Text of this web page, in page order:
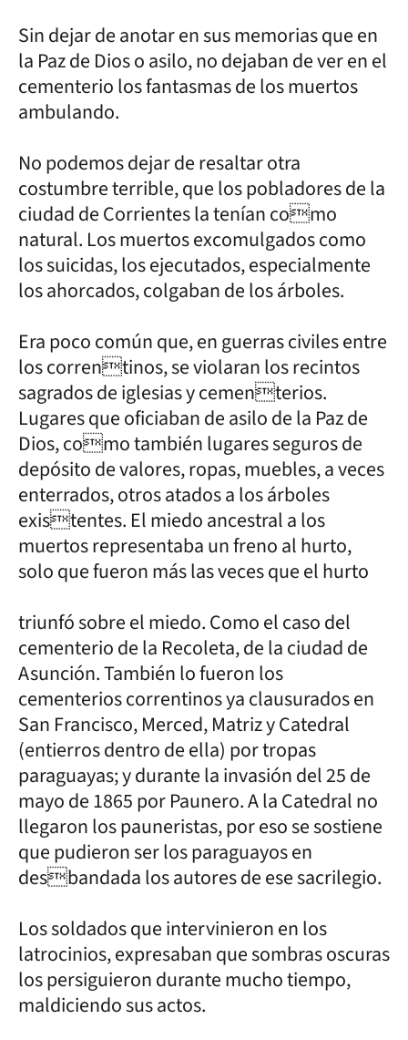
Sin dejar de anotar en sus memorias que en
la Paz de Dios o asilo, no dejaban de ver en el
cementerio los fantasmas de los muertos
ambulando.
No podemos dejar de resaltar otra
costumbre terrible, que los pobladores de la
ciudad de Corrientes la tenían como
natural. Los muertos excomulgados como
los suicidas, los ejecutados, especialmente
los ahorcados, colgaban de los árboles.
Era poco común que, en guerras civiles entre
los correntinos, se violaran los recintos
sagrados de iglesias y cementerios.
Lugares que oficiaban de asilo de la Paz de
Dios, como también lugares seguros de
depósito de valores, ropas, muebles, a veces
enterrados, otros atados a los árboles
existentes. El miedo ancestral a los
muertos representaba un freno al hurto,
solo que fueron más las veces que el hurto
triunfó sobre el miedo. Como el caso del
cementerio de la Recoleta, de la ciudad de
Asunción. También lo fueron los
cementerios correntinos ya clausurados en
San Francisco, Merced, Matriz y Catedral
(entierros dentro de ella) por tropas
paraguayas; y durante la invasión del 25 de
mayo de 1865 por Paunero. A la Catedral no
llegaron los pauneristas, por eso se sostiene
que pudieron ser los paraguayos en
desbandada los autores de ese sacrilegio.
Los soldados que intervinieron en los
latrocinios, expresaban que sombras oscuras
los persiguieron durante mucho tiempo,
maldiciendo sus actos.